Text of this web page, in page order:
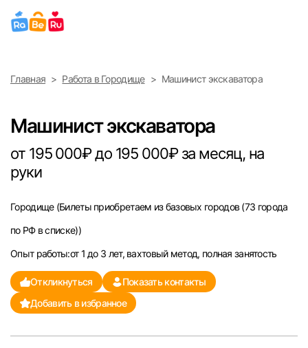
Выберите город
Санкт-Петербург
Ижевск
Саратов
Казань
Главная Работа в Городище Машинист экскаватора
Машинист экскаватора
от 195 000₽ до 195 000₽ за месяц, на
руки
Городище (Билеты приобретаем из базовых городов (73 города
по РФ в списке))
Опыт работы:от 1 до 3 лет, вахтовый метод, полная занятость
Откликнуться
Показать контакты
Добавить в избранное